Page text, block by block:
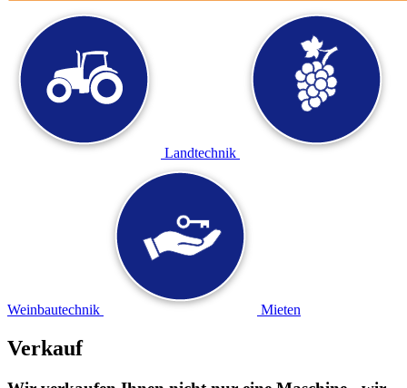
Landtechnik
Weinbautechnik Mieten
Verkauf